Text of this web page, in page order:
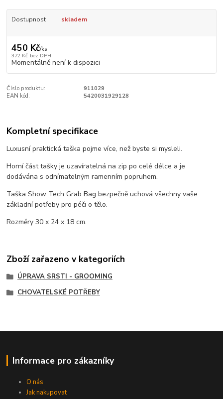
Dostupnost skladem
450 Kč/ks
372 Kč bez DPH
Momentálně není k dispozici
Číslo produktu:
911029
EAN kód:
5420031929128
Kompletní specifikace
Luxusní praktická taška pojme více, než byste si mysleli.
Horní část tašky je uzavíratelná na zip po celé délce a je
dodávána s odnímatelným ramenním popruhem.
Taška Show Tech Grab Bag bezpečně uchová všechny vaše
základní potřeby pro péči o tělo.
Rozměry 30 x 24 x 18 cm.
Zboží zařazeno v kategoriích
ÚPRAVA SRSTI - GROOMING
CHOVATELSKÉ POTŘEBY
Informace pro zákazníky
O nás
Jak nakupovat